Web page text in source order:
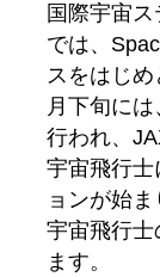
国際宇宙
では、
スをはじ
月下旬に
行われ、
宇宙飛行
ョンが始
宇宙飛行
ます。